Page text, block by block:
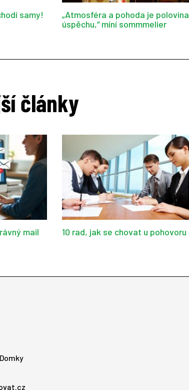
samy!
„Atmosféra a pohoda je polovina
úspěchu,“ míní sommmelier
články
mail
10 rad, jak se chovat u pohovoru